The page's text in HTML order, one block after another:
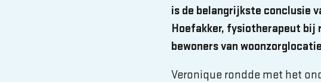
is de belangrijkste conclusie
Hoefakker, fysiotherapeut bij
bewoners van
Veronique rondde met het